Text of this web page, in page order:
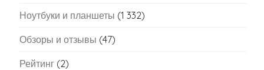
Ноутбуки и планшеты (1 332)
Обзоры и отзывы (47)
Рейтинг (2)